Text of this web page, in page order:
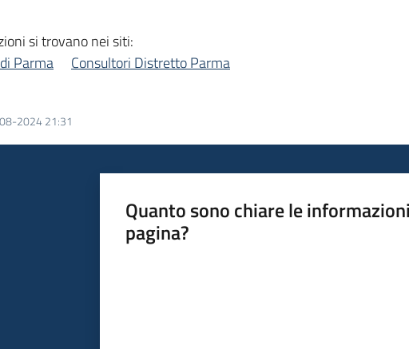
si trovano nei siti:
Parma
Consultori Distretto Parma
2024 21:31
Quanto sono chiare le
pagina?